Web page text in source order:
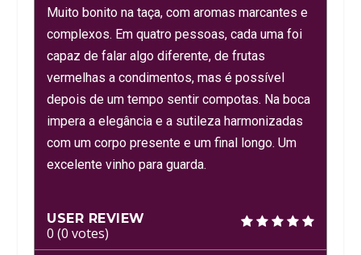
Muito bonito na taça, com aromas marcantes e
complexos. Em quatro pessoas, cada uma foi
capaz de falar algo diferente, de frutas
vermelhas a condimentos, mas é possível
depois de um tempo sentir compotas. Na boca
impera a elegância e a sutileza harmonizadas
com um corpo presente e um final longo. Um
excelente vinho para guarda.
USER REVIEW
0 (0 votes)